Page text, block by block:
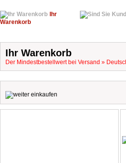
Ihr
Warenkorb
Ihr Warenkorb
Der Mindestbestellwert bei Versand »